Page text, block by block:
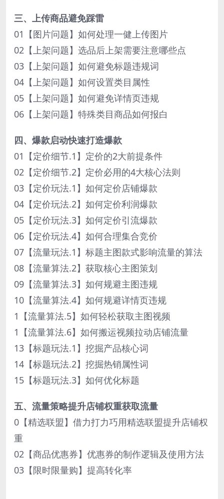
三、上传商品避免踩雷
01【图片问题】如何处理一健上传图片
02【上架问题】选品后上架需要注意哪些点
03【上架问题】如何避免标题违规词
04【上架问题】如何设置类目属性
05【上架问题】如何避免详情页违规
06【上架问题】特殊类目商品如何报白
四、爆款启动快速打造爆款
01【定价细节.1】定价的2大前提条件
02【定价细节.2】定价必用的4大核心法则
03【定价玩法.1】如何定价店铺爆款
04【定价玩法.2】如何定价利润爆款
05【定价玩法.3】如何定价引流爆款
06【定价玩法.4】如何合理集合竞价
07【流量玩法.1】标题主图款式影响流量的算法
08【流量算法.2】获取核心主图策划
09【流量算法.3】如何规避主图违规
10【流量算法.4】如何规避详情页违规
1【流量算法.5】如何轻松获取主图视频
1【流量算法.6】如何搬运视频拉动店铺流量
13【标题玩法.1】挖掘产品核心词
14【标题玩法.2】挖掘热销属性词
15【标题玩法.3】如何优化标题
五、流量策略提升店铺权重获取流量
0【精选联盟】借力打力巧用精选联盟提升店铺权
重
02【商品优惠券】优惠券的制作逻辑及使用方法
03【限时限量购】提高转化率